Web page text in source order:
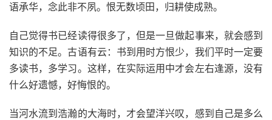
语承华，念此非不夙。恨无数顷田，归耕使成熟。
自己觉得书已经读得很多了，但是一旦做起事来，就会感到
知识的不足。古语有云：书到用时方恨少，我们平时一定要
多读书，多学习。这样，在实际运用中才会左右逢源，没有
什么好遗憾，好悔恨的。
当河水流到浩瀚的大海时，才会望洋兴叹，感到自己是多么